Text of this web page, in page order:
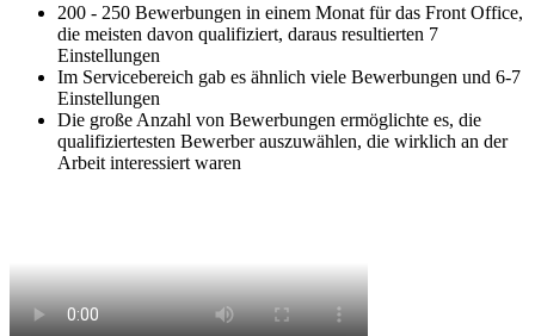
200 - 250 Bewerbungen in einem Monat für das Front Office,
die meisten davon qualifiziert, daraus resultierten 7
Einstellungen
Im Servicebereich gab es ähnlich viele Bewerbungen und 6-7
Einstellungen
Die große Anzahl von Bewerbungen ermöglichte es, die
qualifiziertesten Bewerber auszuwählen, die wirklich an der
Arbeit interessiert waren